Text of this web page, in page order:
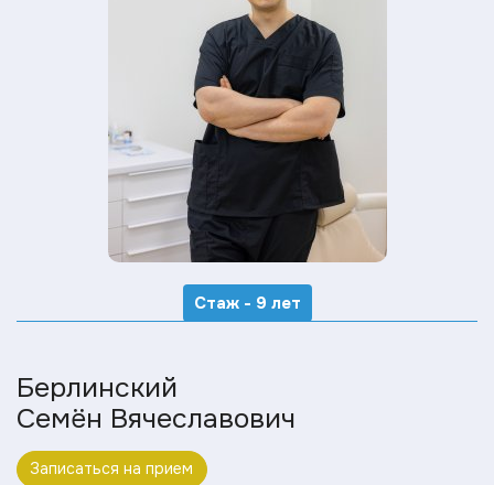
Стаж - 9 лет
Берлинский
Семён Вячеславович
Записаться на прием